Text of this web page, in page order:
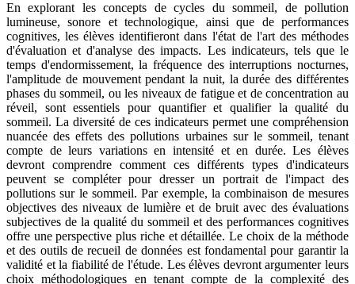
En explorant les concepts de cycles du sommeil, de pollution
lumineuse, sonore et technologique, ainsi que de performances
cognitives, les élèves identifieront dans l'état de l'art des méthodes
d'évaluation et d'analyse des impacts. Les indicateurs, tels que le
temps d'endormissement, la fréquence des interruptions nocturnes,
l'amplitude de mouvement pendant la nuit, la durée des différentes
phases du sommeil, ou les niveaux de fatigue et de concentration au
réveil, sont essentiels pour quantifier et qualifier la qualité du
sommeil. La diversité de ces indicateurs permet une compréhension
nuancée des effets des pollutions urbaines sur le sommeil, tenant
compte de leurs variations en intensité et en durée. Les élèves
devront comprendre comment ces différents types d'indicateurs
peuvent se compléter pour dresser un portrait de l'impact des
pollutions sur le sommeil. Par exemple, la combinaison de mesures
objectives des niveaux de lumière et de bruit avec des évaluations
subjectives de la qualité du sommeil et des performances cognitives
offre une perspective plus riche et détaillée. Le choix de la méthode
et des outils de recueil de données est fondamental pour garantir la
validité et la fiabilité de l'étude. Les élèves devront argumenter leurs
choix méthodologiques en tenant compte de la complexité des